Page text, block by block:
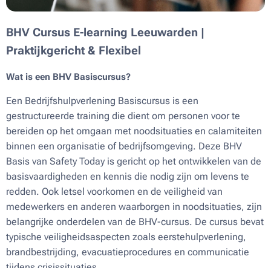
BHV Cursus E-learning Leeuwarden |
Praktijkgericht & Flexibel
Wat is een BHV Basiscursus?
Een Bedrijfshulpverlening Basiscursus is een
gestructureerde training die dient om personen voor te
bereiden op het omgaan met noodsituaties en calamiteiten
binnen een organisatie of bedrijfsomgeving. Deze BHV
Basis van Safety Today is gericht op het ontwikkelen van de
basisvaardigheden en kennis die nodig zijn om levens te
redden. Ook letsel voorkomen en de veiligheid van
medewerkers en anderen waarborgen in noodsituaties, zijn
belangrijke onderdelen van de BHV-cursus. De cursus bevat
typische veiligheidsaspecten zoals eerstehulpverlening,
brandbestrijding, evacuatieprocedures en communicatie